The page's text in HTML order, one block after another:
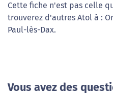
Cette fiche n'est pas celle
trouverez d'autres Atol à :
Paul-lès-Dax.
Vous avez des